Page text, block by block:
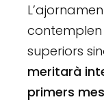
contemplen
superiors
meritarà
primers